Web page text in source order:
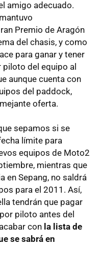
amigo adecuado.
Premio de Aragón
del chasis, y como
para ganar y tener
piloto del equipo al
aunque cuenta con
del paddock,
oferta.
sepamos si se
límite para
equipos de Moto2
mientras que
en Sepang, no saldrá
para el 2011. Así,
tendrán que pagar
piloto antes del
con la lista de
se sabrá en